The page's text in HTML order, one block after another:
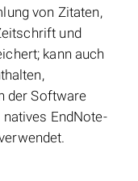
von Zitaten,
und
kann auch
der Software
EndNote-